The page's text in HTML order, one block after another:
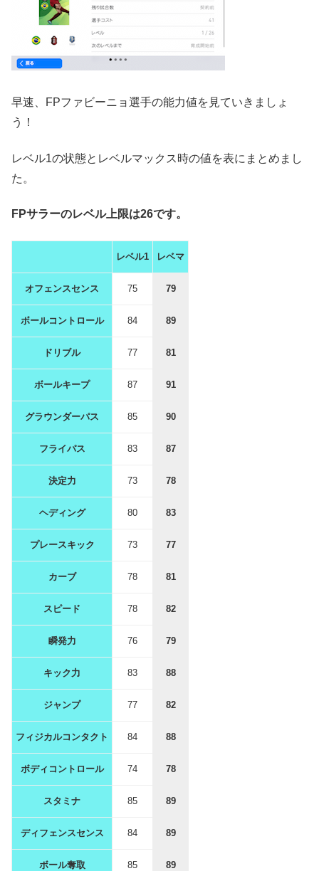
早速、FPファビーニョ選手の能力値を見ていきましょ
う！
レベル1の状態とレベルマックス時の値を表にまとめまし
た。
FPサラーのレベル上限は26です。
レベル1 レベマ
オフェンスセンス 75 79
ボールコントロール 84 89
ドリブル 77 81
ボールキープ 87 91
グラウンダーパス 85 90
フライパス 83 87
決定力 73 78
ヘディング 80 83
プレースキック 73 77
カーブ 78 81
スピード 78 82
瞬発力 76 79
キック力 83 88
ジャンプ 77 82
フィジカルコンタクト 84 88
ボディコントロール 74 78
スタミナ 85 89
ディフェンスセンス 84 89
ボール奪取 85 89